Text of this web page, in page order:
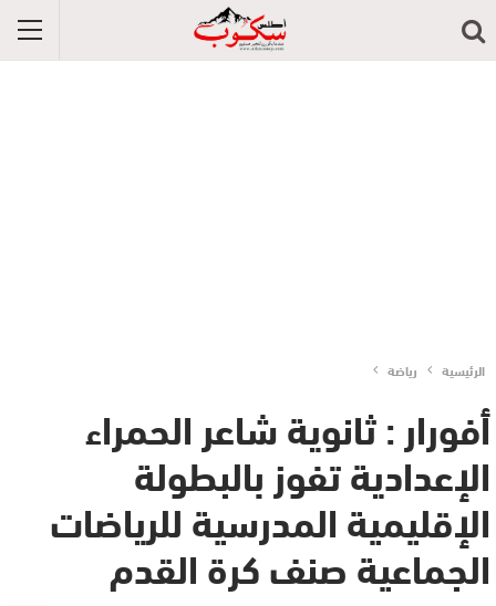
الرئيسية رياضة
أفورار : ثانوية شاعر الحمراء
الإعدادية تفوز بالبطولة
الإقليمية المدرسية للرياضات
الجماعية صنف كرة القدم